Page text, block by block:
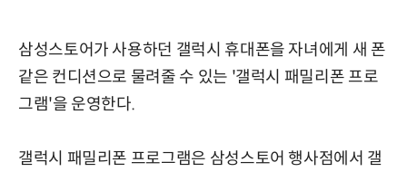
삼성스토어가 사용하던 갤럭시 휴대폰을 자녀에게 새 폰
같은 컨디션으로 물려줄 수 있는 '갤럭시 패밀리폰 프로
그램'을 운영한다.
갤럭시 패밀리폰 프로그램은 삼성스토어 행사점에서 갤